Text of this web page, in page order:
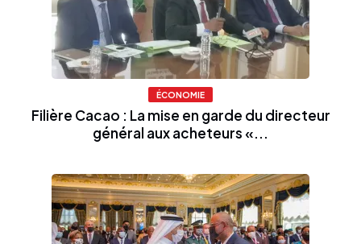
ÉCONOMIE
Filière Cacao : La mise en garde du directeur
général aux acheteurs «...